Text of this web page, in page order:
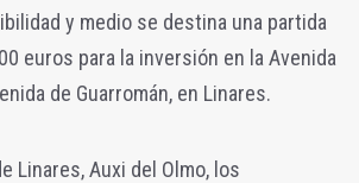
y medio se destina una partida
euros para la inversión en la Avenida
de Guarromán, en Linares.
Linares, Auxi del Olmo, los